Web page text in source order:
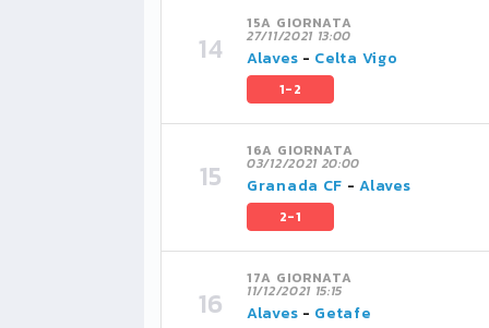
15A GIORNATA
27/11/2021 13:00
Alaves - Celta Vigo
1-2
16A GIORNATA
03/12/2021 20:00
Granada CF -Alaves
2-1
17A GIORNATA
11/12/2021 15:15
Alaves - Getafe